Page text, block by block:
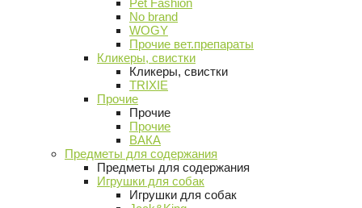
Pet Fashion
No brand
WOGY
Прочие вет.препараты
Кликеры, свистки
Кликеры, свистки
TRIXIE
Прочие
Прочие
Прочие
ВАКА
Предметы для содержания
Предметы для содержания
Игрушки для собак
Игрушки для собак